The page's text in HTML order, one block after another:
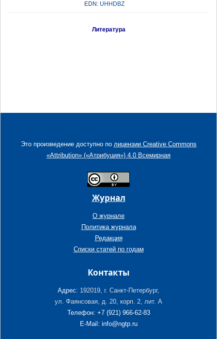
EDN: UHHDBZ
Литература
Это произведение доступно по лицензии Creative Commons
«Attribution» («Атрибуция») 4.0 Всемирная
Журнал
О журнале
Политика журнала
Редакция
Списки статей по годам
Контакты
Адрес: 192019, г. Санкт-Петербург,
ул. Фаянсовая, д. 20, корп. 2, лит. А
Телефон: +7 (921) 966-62-83
E-Mail: info@ngtp.ru